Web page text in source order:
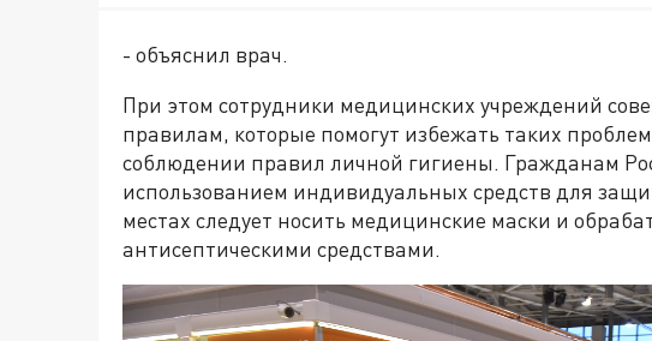
- объяснил врач.
При этом сотрудники медицинских учреждений
правилам, которые помогут избежать таких
соблюдении правил личной гигиены. Гражданам
использованием индивидуальных средств для
местах следует носить медицинские маски и
антисептическими средствами.